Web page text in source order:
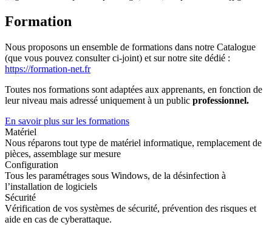
Formation
Nous proposons un ensemble de formations dans notre Catalogue
(que vous pouvez consulter ci-joint) et sur notre site dédié :
https://formation-net.fr
Toutes nos formations sont adaptées aux apprenants, en fonction de
leur niveau mais adressé uniquement à un public professionnel.
En savoir plus sur les formations
Matériel
Nous réparons tout type de matériel informatique, remplacement de
pièces, assemblage sur mesure
Configuration
Tous les paramétrages sous Windows, de la désinfection à
l’installation de logiciels
Sécurité
Vérification de vos systèmes de sécurité, prévention des risques et
aide en cas de cyberattaque.